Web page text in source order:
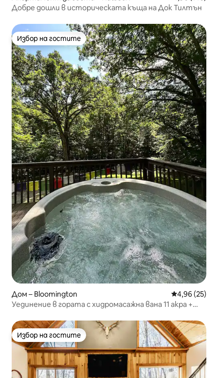
Добре дошли в историческата къща на Док Тилтън
Избор на гостите
Избор на гостите
Дом – Bloomington Средна
4,96 (25)
Уединение в гората с хидромасажна вана 11 акра +
Избор на гостите
Избор на гостите